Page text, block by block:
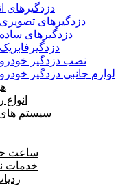
دزدگیرهای
دزدگیرهای تصویری
دزدگیرهای ساده
دزدگیرفابریک
نصب دزدگیر خودرو
لوازم جانبی دزدگیر خودرو
سیستم
ساعت
خدمات